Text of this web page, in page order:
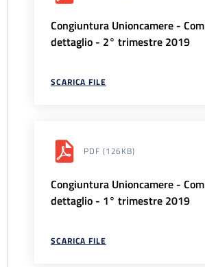
Congiuntura Unioncamere -
dettaglio - 2° trimestre 2019
SCARICA FILE
PDF (126KB)
Congiuntura Unioncamere -
dettaglio - 1° trimestre 2019
SCARICA FILE